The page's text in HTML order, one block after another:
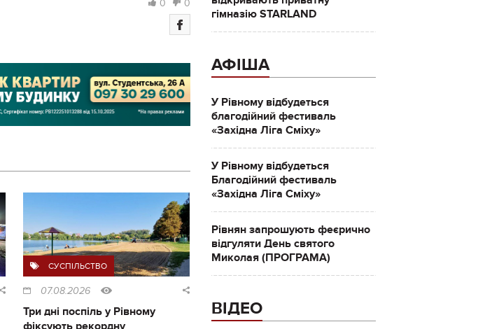
0 0
СУСПІЛЬСТВО
07.08.2026
Три дні поспіль у Рівному
фіксують рекордну
гімназію STARLAND
АФІША
У Рівному відбудеться
благодійний фестиваль
«Західна Ліга Сміху»
У Рівному відбудеться
Благодійний фестиваль
«Західна Ліга Сміху»
Рівнян запрошують феєрично
відгуляти День святого
Миколая (ПРОГРАМА)
ВІДЕО